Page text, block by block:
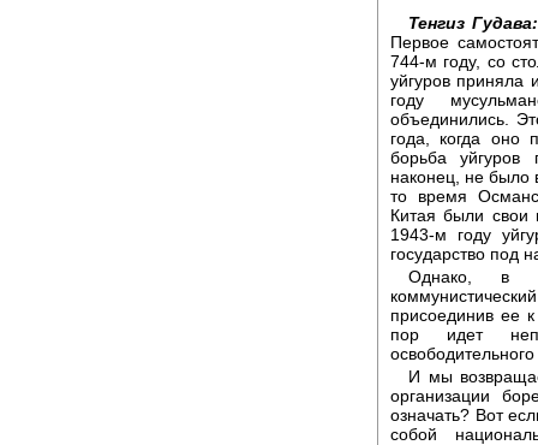
Тенгиз Гудава:
Первое
744-м году, со
уйгуров приняла
году
объединились.
года, когда оно
борьба уйгуров
наконец, не было
то время
Китая были
1943-м году
государство под
Однако, в
присоединив ее
пор идет
И мы
организации
означать? Вот
собой